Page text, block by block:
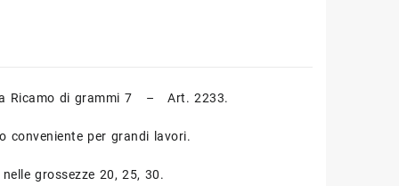
Ricamo di grammi 7 – Art. 2233.
conveniente per grandi lavori.
nelle grossezze 20, 25, 30.